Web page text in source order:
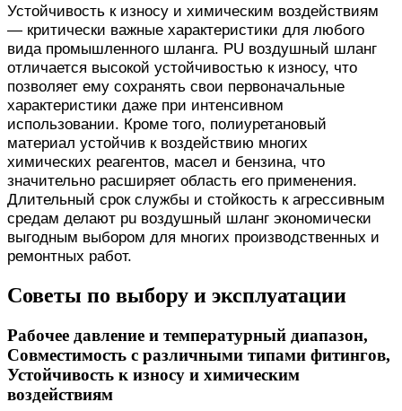
Устойчивость к износу и химическим воздействиям
— критически важные характеристики для любого
вида промышленного шланга. PU воздушный шланг
отличается высокой устойчивостью к износу, что
позволяет ему сохранять свои первоначальные
характеристики даже при интенсивном
использовании. Кроме того, полиуретановый
материал устойчив к воздействию многих
химических реагентов, масел и бензина, что
значительно расширяет область его применения.
Длительный срок службы и стойкость к агрессивным
средам делают pu воздушный шланг экономически
выгодным выбором для многих производственных и
ремонтных работ.
Советы по выбору и эксплуатации
Рабочее давление и температурный диапазон,
Совместимость с различными типами фитингов,
Устойчивость к износу и химическим
воздействиям